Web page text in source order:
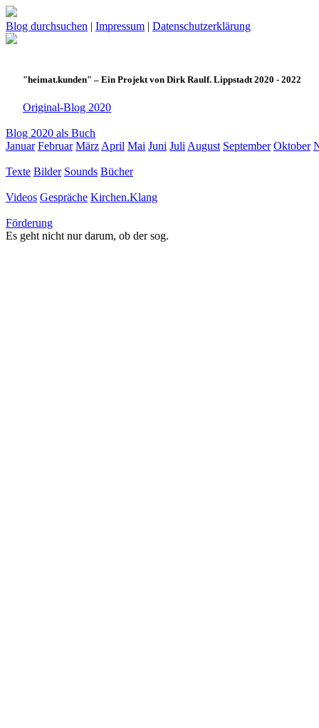
Blog durchsuchen | Impressum | Datenschutzerklärung
"heimat.kunden" – Ein Projekt von Dirk Raulf. Lippstadt 2020 - 2022
Original-Blog 2020
Blog 2020 als Buch
Januar Februar März April Mai Juni Juli August September Oktober
Texte Bilder Sounds Bücher
Videos Gespräche Kirchen.Klang
Förderung
Es geht nicht nur darum, ob der sog.